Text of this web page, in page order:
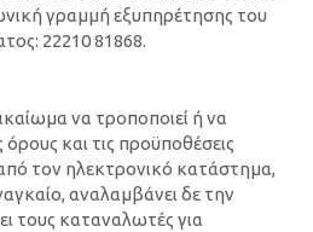
γραμμή εξυπηρέτησης του
22210 81868.
να τροποποιεί ή να
και τις προϋποθέσεις
τον ηλεκτρονικό κατάστημα,
αναλαμβάνει δε την
τους καταναλωτές για